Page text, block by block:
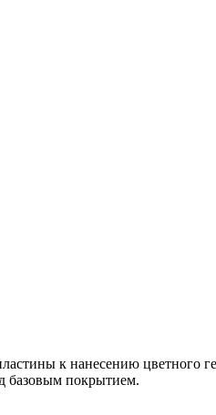
к нанесению цветного
базовым покрытием.